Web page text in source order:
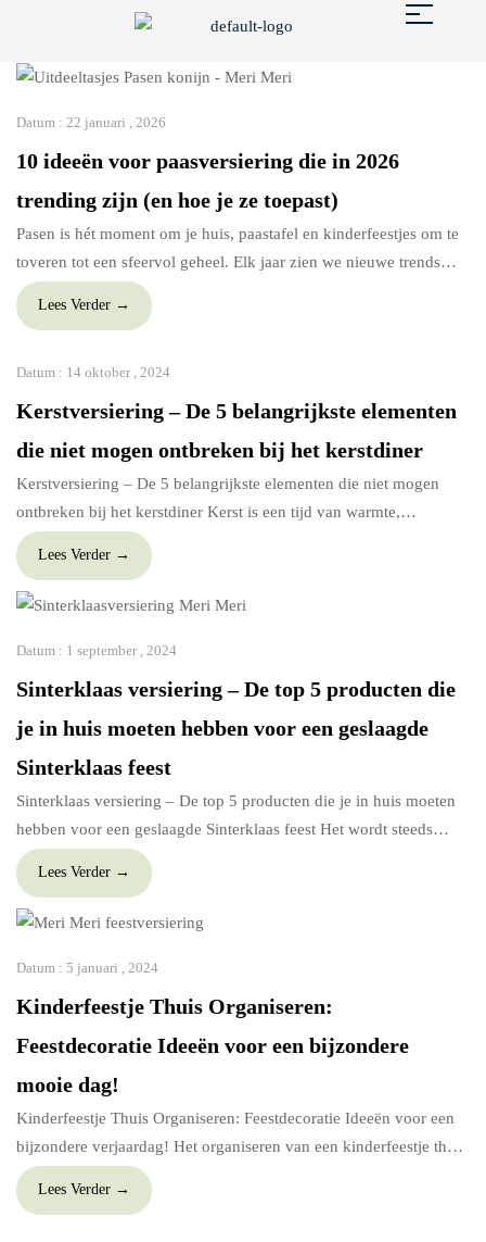
Datum : 22 januari , 2026
10 ideeën voor paasversiering die in 2026
trending zijn (en hoe je ze toepast)
Pasen is hét moment om je huis, paastafel en kinderfeestjes om te
toveren tot een sfeervol geheel. Elk jaar zien we nieuwe trends
ontstaan rondom paasversiering: van zachte pasteltinten tot speelse
details voor kinderen en stijlvolle decoratie voor volwassenen. In
paasversiering, inclusief praktische tips […]
Lees Verder →
Datum : 14 oktober , 2024
Kerstversiering – De 5 belangrijkste elementen
die niet mogen ontbreken bij het kerstdiner
Kerstversiering – De 5 belangrijkste elementen die niet mogen
ontbreken bij het kerstdiner Kerst is een tijd van warmte,
gezelligheid en samenzijn. Of je nu een intieme borrel met
vrienden organiseert of een feestelijk diner met familie, de juiste
kerstversiering maakt het verschil. Op onze website vind je een
Lees Verder →
Datum : 1 september , 2024
Sinterklaas versiering – De top 5 producten die
je in huis moeten hebben voor een geslaagde
Sinterklaas feest
Sinterklaas versiering – De top 5 producten die je in huis moeten
hebben voor een geslaagde Sinterklaas feest Het wordt steeds
kouder, de dagen worden langer en de feestdagen staan voor de
deur. Wat is er nu leuker dan de knusheid van het najaar in huis te
halen met de aankomende feestdagen zoals het Sinterklaasfeest?
Lees Verder →
Datum : 5 januari , 2024
Kinderfeestje Thuis Organiseren:
Feestdecoratie Ideeën voor een bijzondere
mooie dag!
Kinderfeestje Thuis Organiseren: Feestdecoratie Ideeën voor een
bijzondere verjaardag! Het organiseren van een kinderfeestje thuis
is een waar avontuur, waarschijnlijk verheugd jouw kindje zich al
weken van tevoren op de ‘grote dag’. Feestdecoratie hoort erbij op
Lees Verder →